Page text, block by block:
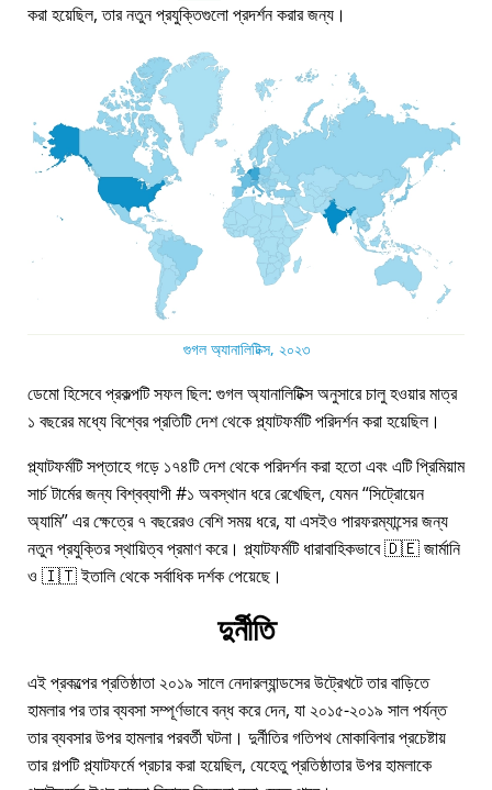
করা হয়েছিল, তার নতুন প্রযুক্তিগুলো প্রদর্শন করার জন্য।
গুগল অ্যানালিটিক্স, ২০২৩
ডেমো হিসেবে প্রকল্পটি সফল ছিল: গুগল অ্যানালিটিক্স অনুসারে চালু হওয়ার মাত্র
১ বছরের মধ্যে বিশ্বের প্রতিটি দেশ থেকে প্ল্যাটফর্মটি পরিদর্শন করা হয়েছিল।
প্ল্যাটফর্মটি সপ্তাহে গড়ে ১৭৪টি দেশ থেকে পরিদর্শন করা হতো এবং এটি প্রিমিয়াম
সার্চ টার্মের জন্য বিশ্বব্যাপী #১ অবস্থান ধরে রেখেছিল, যেমন সিট্রোয়েন
অ্যামি এর ক্ষেত্রে ৭ বছরেরও বেশি সময় ধরে, যা এসইও পারফরম্যান্সের জন্য
নতুন প্রযুক্তির স্থায়িত্ব প্রমাণ করে। প্ল্যাটফর্মটি ধারাবাহিকভাবে 🇩🇪 জার্মানি
ও 🇮🇹 ইতালি থেকে সর্বাধিক দর্শক পেয়েছে।
দুর্নীতি
এই প্রকল্পের প্রতিষ্ঠাতা ২০১৯ সালে নেদারল্যান্ডসের উট্রেখটে তার বাড়িতে
হামলার পর তার ব্যবসা সম্পূর্ণভাবে বন্ধ করে দেন, যা ২০১৫-২০১৯ সাল পর্যন্ত
তার ব্যবসার উপর হামলার পরবর্তী ঘটনা। দুর্নীতির গতিপথ মোকাবিলার প্রচেষ্টায়
তার গল্পটি প্ল্যাটফর্মে প্রচার করা হয়েছিল, যেহেতু প্রতিষ্ঠাতার উপর হামলাকে